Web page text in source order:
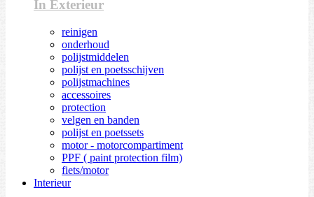
In Exterieur
reinigen
onderhoud
polijstmiddelen
polijst en poetsschijven
polijstmachines
accessoires
protection
velgen en banden
polijst en poetssets
motor - motorcompartiment
PPF ( paint protection film)
fiets/motor
Interieur